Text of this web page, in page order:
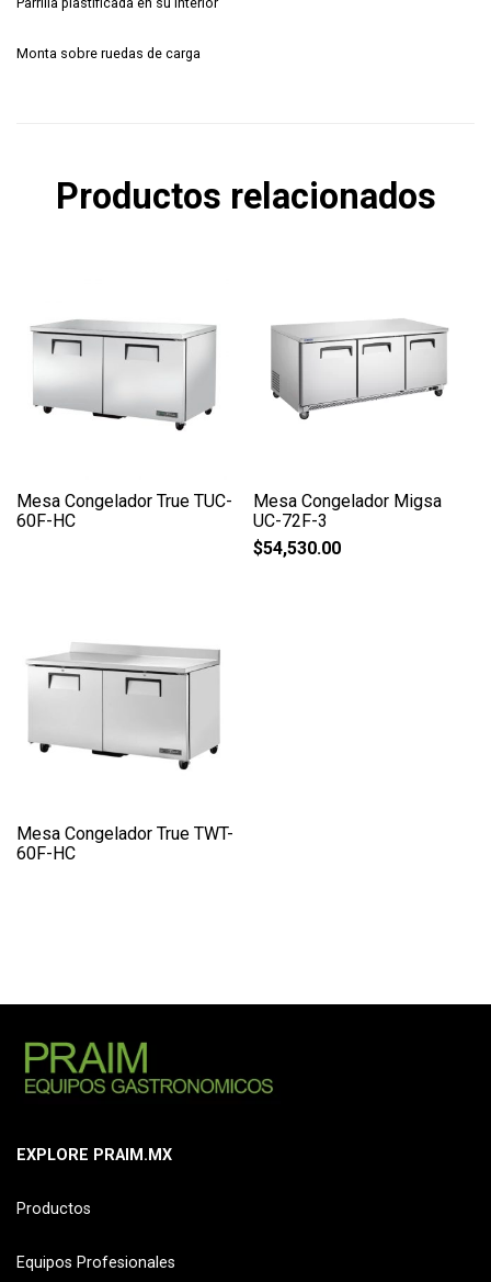
Monta sobre ruedas de carga
Productos relacionados
Mesa Congelador True TUC-
60F-HC
Mesa Congelador Migsa
UC-72F-3
$54,530.00
Mesa Congelador True TWT-
60F-HC
EXPLORE PRAIM.MX
Productos
Equipos Profesionales